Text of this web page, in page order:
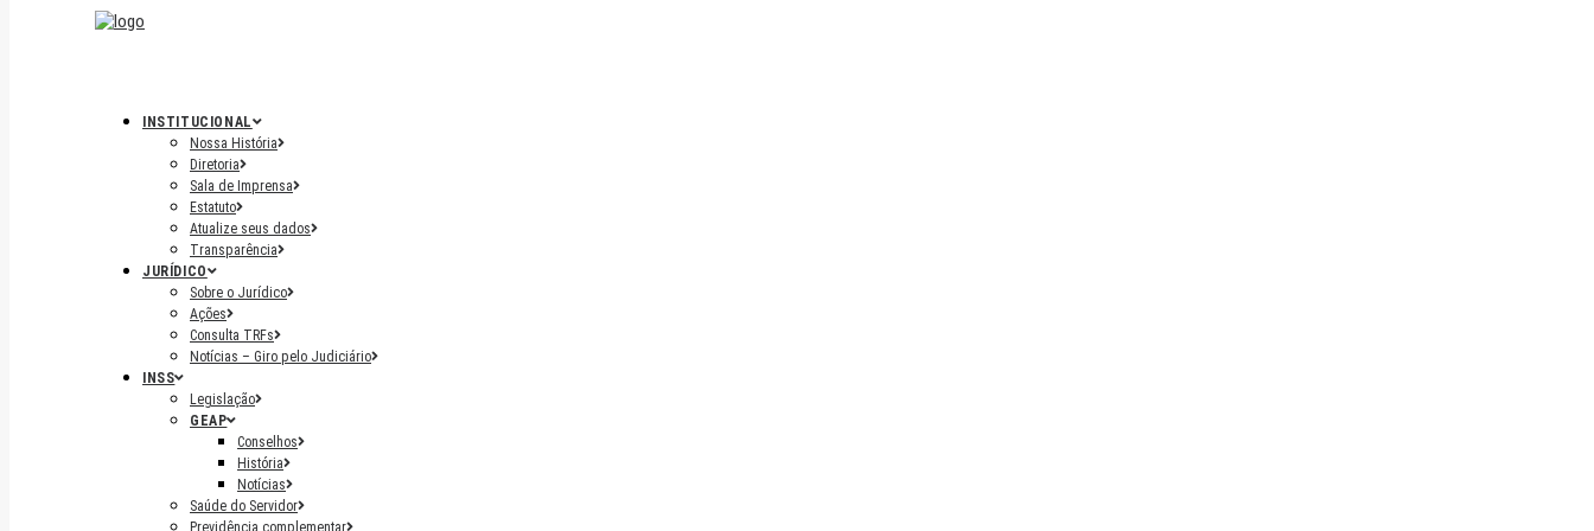
INSTITUCIONAL
Nossa História
Diretoria
Sala de Imprensa
Estatuto
Atualize seus dados
Transparência
JURÍDICO
Sobre o Jurídico
Ações
Consulta TRFs
Notícias – Giro pelo Judiciário
INSS
Legislação
GEAP
Conselhos
História
Notícias
Saúde do Servidor
Previdência complementar